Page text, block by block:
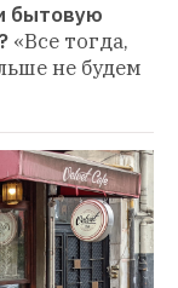
бытовую
«Все тогда,
не будем